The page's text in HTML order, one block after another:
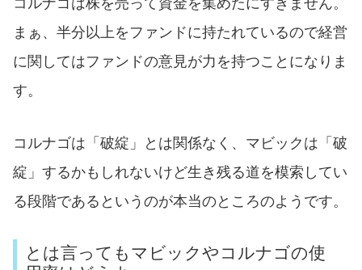
コルナゴは株を売って資金を集めたにすぎません。
まぁ、半分以上をファンドに持たれているので経営
に関してはファンドの意見が力を持つことになりま
す。
コルナゴは「破綻」とは関係なく、マビックは「破
綻」するかもしれないけど生き残る道を模索してい
る段階であるというのが本当のところのようです。
とは言ってもマビックやコルナゴの使